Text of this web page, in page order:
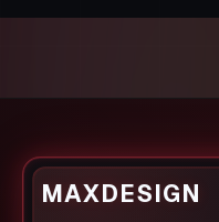
MAXDESIGN